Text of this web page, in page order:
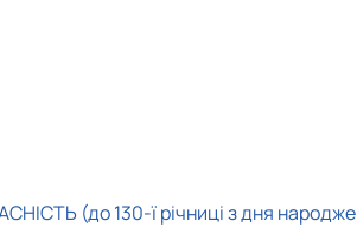
(до 130-ї річниці з дня